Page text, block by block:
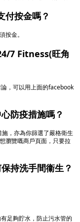
付按金嗎？
按金。
7 Fitness(旺角
，可以用上面的facebook
防疫措施嗎？
，亦為你篩選了嚴格衛生
瀏覽嘅商戶頁面，只要拉
持洗手間衞生？
足夠貯水，防止污水管的